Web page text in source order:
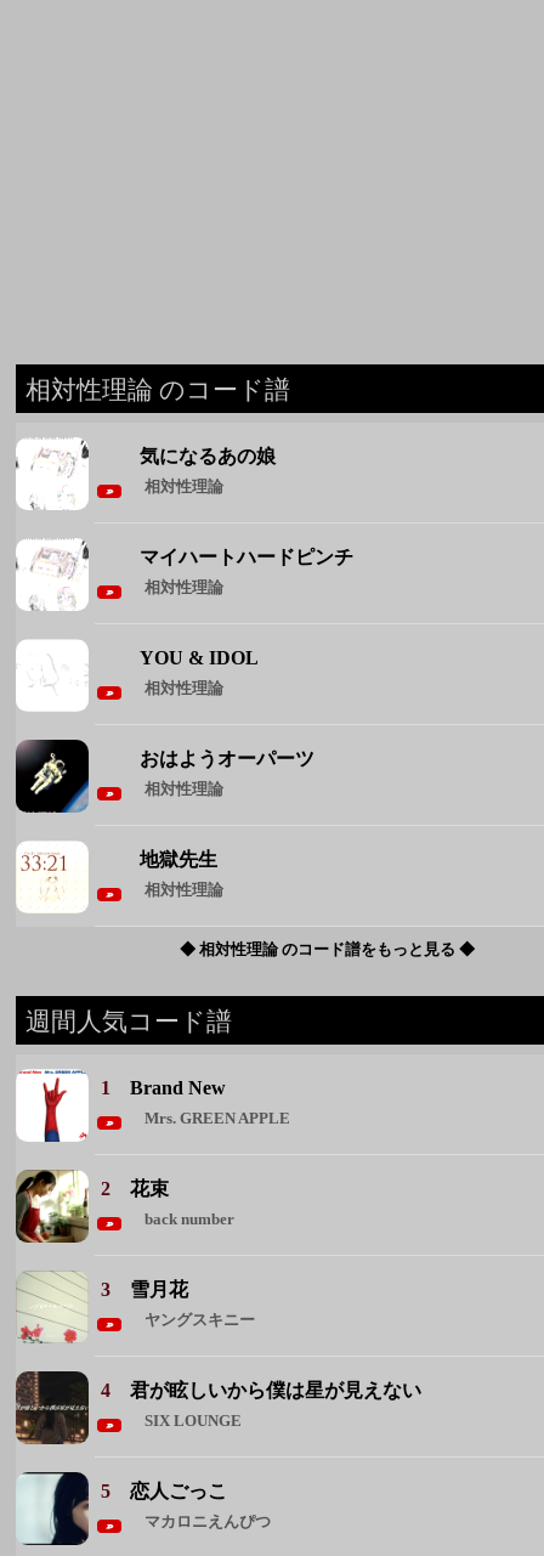
マイハートハードピンチ
相対性理論
YOU & IDOL
相対性理論
おはようオーパーツ
相対性理論
地獄先生
相対性理論
◆ 相対性理論 のコード譜をもっと見る ◆
1 Brand New
Mrs. GREEN APPLE
2花束
back number
3雪月花
4君が眩しいから僕は星が見えない
5 恋人ごっこ
マカロニえんぴつ
◆ 週間人気コード譜をもっと見る ◆
1 Mrs. GREEN APPLE